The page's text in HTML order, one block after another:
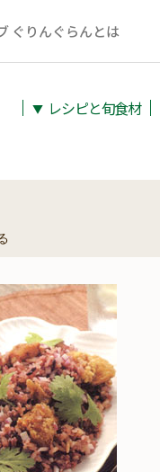
ぐりんぐらんとは
▼ レシピと旬⾷材